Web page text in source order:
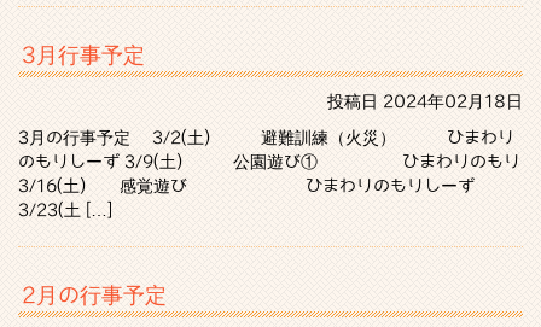
3月行事予定
投稿日 2024年02月18日
3月の行事予定 3/2(土) 避難訓練（火災） ひまわり
のもりしーず 3/9(土) 公園遊び① ひまわりのもり
3/16(土) 感覚遊び ひまわりのもりしーず
3/23(土 […]
2月の行事予定